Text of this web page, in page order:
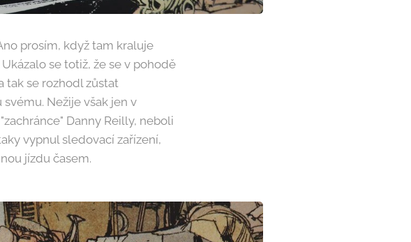
prosím, když tam kraluje
se totiž, že se v pohodě
tak se rozhodl zůstat
Nežije však jen v
Danny Reilly, neboli
vypnul sledovací zařízení,
jízdu časem.